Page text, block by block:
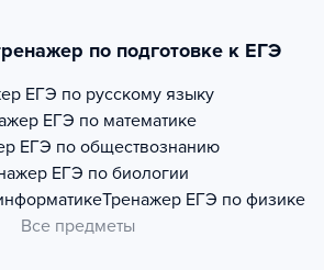
по подготовке к ЕГЭ
ЕГЭ по русскому языку
ЕГЭ по математике
ЕГЭ по обществознанию
ЕГЭ по биологии
Тренажер ЕГЭ по физике
Все предметы